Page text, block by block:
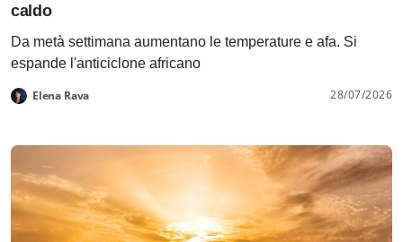
caldo
Da metà settimana aumentano le temperature e afa. Si
espande l'anticiclone africano
Elena Rava 28/07/2026